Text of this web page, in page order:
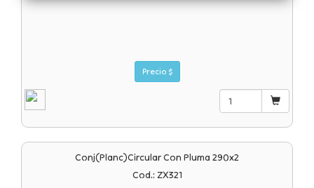
Precio $
Conj(planc)circular Con Pluma 290x2
Cod.: ZX321